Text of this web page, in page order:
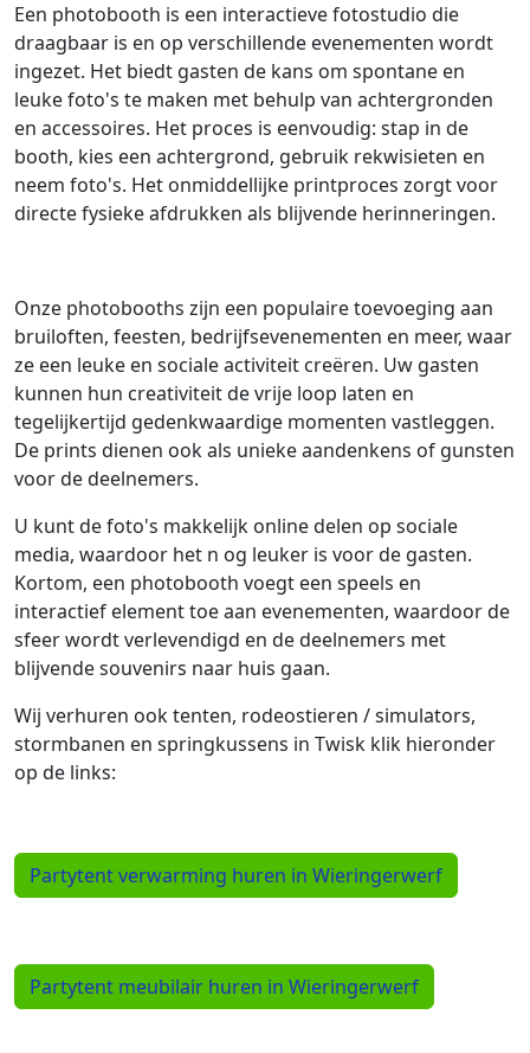
Een photobooth is een interactieve fotostudio die
draagbaar is en op verschillende evenementen wordt
ingezet. Het biedt gasten de kans om spontane en
leuke foto's te maken met behulp van achtergronden
en accessoires. Het proces is eenvoudig: stap in de
booth, kies een achtergrond, gebruik rekwisieten en
neem foto's. Het onmiddellijke printproces zorgt voor
directe fysieke afdrukken als blijvende herinneringen.
Onze photobooths zijn een populaire toevoeging aan
bruiloften, feesten, bedrijfsevenementen en meer, waar
ze een leuke en sociale activiteit creëren. Uw gasten
kunnen hun creativiteit de vrije loop laten en
tegelijkertijd gedenkwaardige momenten vastleggen.
De prints dienen ook als unieke aandenkens of gunsten
voor de deelnemers.
U kunt de foto's makkelijk online delen op sociale
media, waardoor het n og leuker is voor de gasten.
Kortom, een photobooth voegt een speels en
interactief element toe aan evenementen, waardoor de
sfeer wordt verlevendigd en de deelnemers met
blijvende souvenirs naar huis gaan.
Wij verhuren ook tenten, rodeostieren / simulators,
stormbanen en springkussens in Twisk klik hieronder
op de links:
Partytent verwarming huren in Wieringerwerf
Partytent meubilair huren in Wieringerwerf